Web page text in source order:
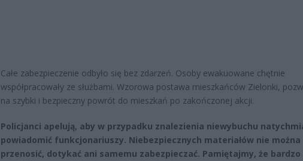
Całe zabezpieczenie odbyło się bez zdarzeń. Osoby ewakuowane chętnie
współpracowały ze służbami. Wzorowa postawa mieszkańców Zielonki,
na szybki i bezpieczny powrót do mieszkań po zakończonej akcji.
Policjanci apelują, aby w przypadku znalezienia niewybuchu
powiadomić funkcjonariuszy. Niebezpiecznych materiałów nie można
przenosić, dotykać ani samemu zabezpieczać. Pamiętajmy, że bardzo